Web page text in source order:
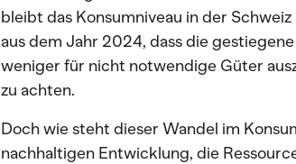
bleibt das Konsumniveau in der
aus dem Jahr 2024, dass die
weniger für nicht notwendige Güter
zu achten.
Doch wie steht dieser Wandel im
nachhaltigen Entwicklung, die